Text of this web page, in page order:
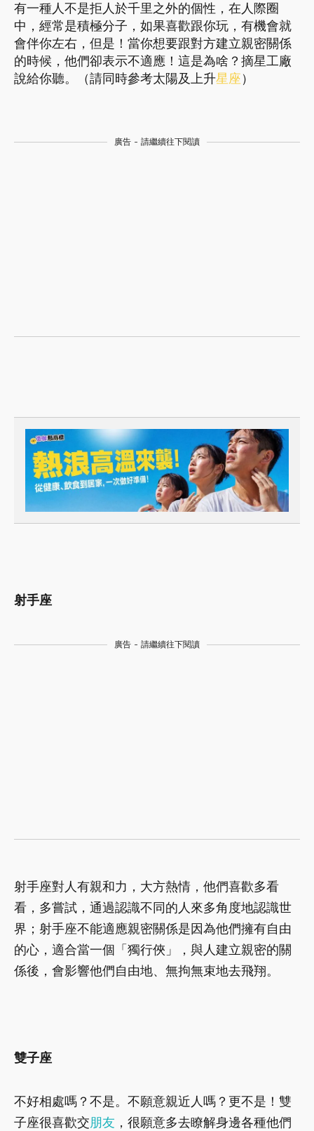
有一種人不是拒人於千里之外的個性，在人際圈
中，經常是積極分子，如果喜歡跟你玩，有機會就
會伴你左右，但是！當你想要跟對方建立親密關係
的時候，他們卻表示不適應！這是為啥？摘星工廠
說給你聽。（請同時參考太陽及上升星座）
廣告 - 請繼續往下閱讀
射手座
廣告 - 請繼續往下閱讀
射手座對人有親和力，大方熱情，他們喜歡多看
看，多嘗試，通過認識不同的人來多角度地認識世
界；射手座不能適應親密關係是因為他們擁有自由
的心，適合當一個「獨行俠」，與人建立親密的關
係後，會影響他們自由地、無拘無束地去飛翔。
雙子座
不好相處嗎？不是。不願意親近人嗎？更不是！雙
子座很喜歡交朋友 ，很願意多去瞭解身邊各種他們